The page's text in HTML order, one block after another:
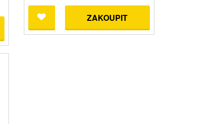
ZAKOUPIT